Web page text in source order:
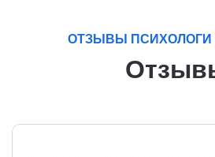
ОТЗЫВЫ ПСИХОЛОГИ